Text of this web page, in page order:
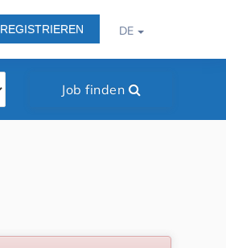
REGISTRIEREN DE
Job finden